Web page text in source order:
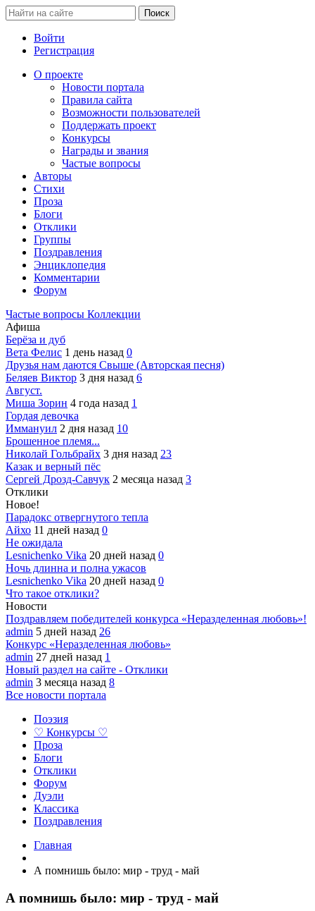
Войти
Регистрация
О проекте
Новости портала
Правила сайта
Возможности пользователей
Поддержать проект
Конкурсы
Награды и звания
Частые вопросы
Авторы
Стихи
Проза
Блоги
Отклики
Группы
Поздравления
Энциклопедия
Комментарии
Форум
Частые вопросы Коллекции
Афиша
Берёза и дуб
Вета Фелис 1 день назад 0
Друзья нам даются Свыше (Авторская песня)
Беляев Виктор 3 дня назад 6
Август.
Миша Зорин 4 года назад 1
Гордая девочка
Иммануил 2 дня назад 10
Брошенное племя...
Николай Гольбрайх 3 дня назад 23
Казак и верный пёс
Сергей Дрозд-Савчук 2 месяца назад 3
Отклики
Новое!
Парадокс отвергнутого тепла
Айхо 11 дней назад 0
Не ожидала
Lesnichenko Vika 20 дней назад 0
Ночь длинна и полна ужасов
Lesnichenko Vika 20 дней назад 0
Что такое отклики?
Новости
Поздравляем победителей конкурса «Неразделенная любовь»!
admin 5 дней назад 26
Конкурс «Неразделенная любовь»
admin 27 дней назад 1
Новый раздел на сайте - Отклики
admin 3 месяца назад 8
Все новости портала
Поэзия
♡ Конкурсы ♡
Проза
Блоги
Отклики
Форум
Дуэли
Классика
Поздравления
Главная
А помнишь было: мир - труд - май
А помнишь было: мир - труд - май